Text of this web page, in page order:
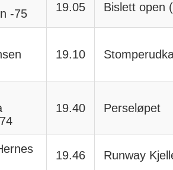
-75
19.05 Bislett open
19.10
19.40 Perseløpet
19.46 Runway